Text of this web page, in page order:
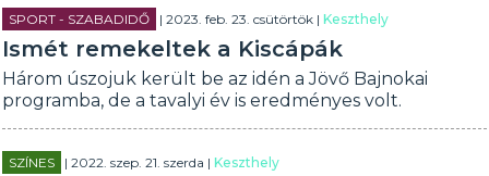
SPORT - SZABADIDŐ | 2023. feb. 23. csütörtök |Keszthely
Ismét remekeltek a Kiscápák
Három úszojuk került be az idén a Jövő Bajnokai
programba, de a tavalyi év is eredményes volt.
SZÍNES | 2022. szep. 21. szerda |Keszthely